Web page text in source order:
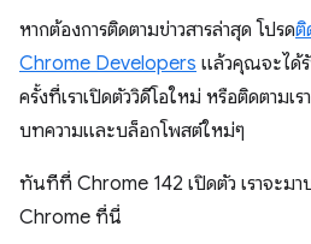
หากต้องการติดตามข่าวสารล่าสุด โปรดติ
Chrome Developers แล้วคุณจะได้
ครั้งที่เราเปิดตัววิดีโอใหม่ หรือติดตาม
บทความและบล็อกโพสต์ใหม่ๆ
ทันทีที่ Chrome 142 เปิดตัว เราจะม
Chrome ที่นี่